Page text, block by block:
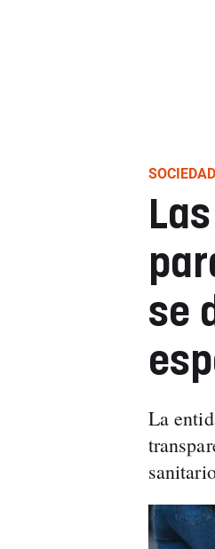
SOCIEDAD
se
La